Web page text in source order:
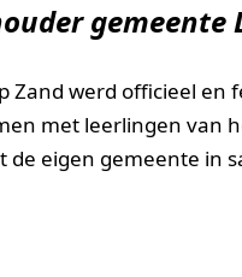
gemeente
Zand werd officieel
met leerlingen
eigen gemeente in